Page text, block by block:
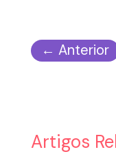
← Anterior
Artigos